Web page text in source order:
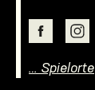
… Spielorte